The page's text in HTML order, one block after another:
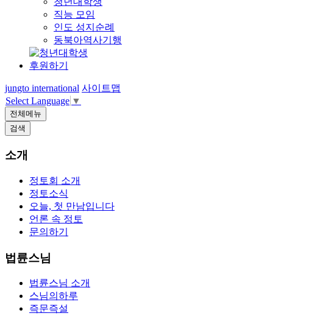
직능 모임
인도 성지순례
동북아역사기행
후원하기
jungto international 사이트맵
Select Language ▼
전체메뉴
검색
소개
정토회 소개
정토소식
오늘, 첫 만남입니다
언론 속 정토
문의하기
법륜스님
법륜스님 소개
스님의하루
즉문즉설